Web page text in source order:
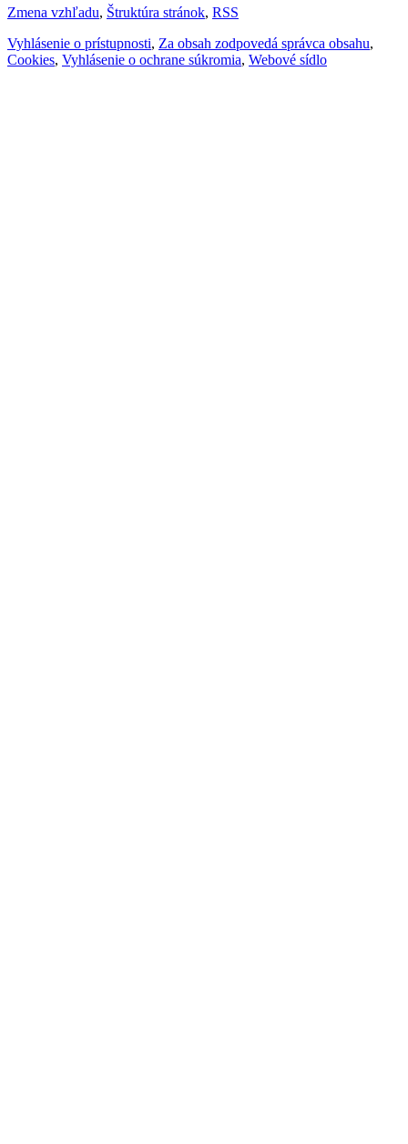
Zmena vzhľadu, Štruktúra stránok, RSS
Vyhlásenie o prístupnosti, Za obsah zodpovedá správca obsahu,
Cookies, Vyhlásenie o ochrane súkromia, Webové sídlo